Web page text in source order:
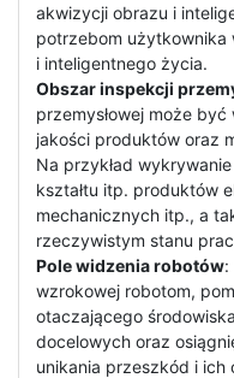
akwizycji obrazu i
potrzebom użytkownika
i inteligentnego życia.
Obszar inspekcji
przemysłowej może
jakości produktów oraz
Na przykład
kształtu itp. produktów
mechanicznych itp., a
rzeczywistym stanu
Pole widzenia robotów:
wzrokowej robotom,
otaczającego
docelowych oraz
unikania przeszkód i ich